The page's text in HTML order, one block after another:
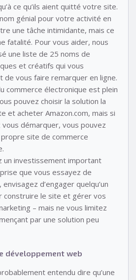
ce qu’ils aient quitté votre site.
génial pour votre activité en
une tâche intimidante, mais ce
fatalité. Pour vous aider, nous
une liste de 25 noms de
et créatifs qui vous
vous faire remarquer en ligne.
commerce électronique est plein
pouvez choisir la solution la
et acheter Amazon.com, mais si
vous démarquer, vous pouvez
site de commerce
un investissement important
que vous essayez de
d’engager quelqu’un
construire le site et gérer vos
– mais ne vous limitez
par une solution peu
développement web
entendu dire qu’une